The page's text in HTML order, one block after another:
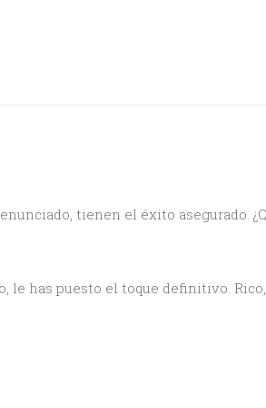
tienen el éxito asegurado.
le has puesto el toque definitivo.